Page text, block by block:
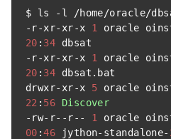
$ ls - l /home/oracle/
- r-xr- xr-x 1 oracle
20 : 34
- r-xr- xr-x 1 oracle
20 : 34 dbsat . bat
drwxr- xr-x 5 oracle
22 : 56
Discover
- rw- r-- r-- 1 oracle
00 :46 jython- standalone-